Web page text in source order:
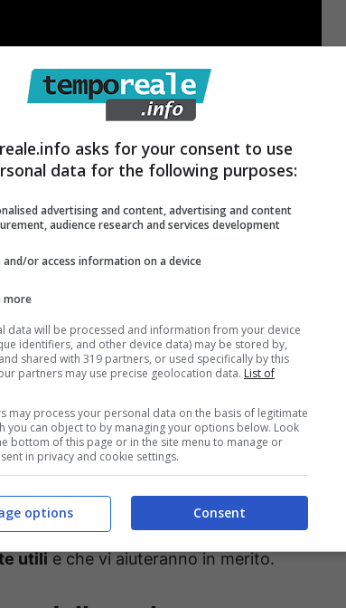
che, pochi giorni dopo averle
purtroppo le renda inutilizzabili. Il
patate e negli altri ortaggi,la solanina,
trovano grandi quantità di questa
si andrebbe incontro
ed evitare la formazione dei
infatti di fattori che accelerano il
tuttavia, da solo potrebbe non
utili e che vi aiuteranno in merito.
asks for your consent to use
data for the following purposes:
advertising and content, advertising and content
audience research and services development
and/or access information on a device
more
data will be processed and information from your device
identifiers, and other device data) may be stored by,
shared with 319 partners, or used specifically by this
partners may use precise geolocation data. List of
may process your personal data on the basis of legitimate
you can object to by managing your options below. Look
bottom of this page or in the site menu to manage or
in privacy and cookie settings.
Consent
options